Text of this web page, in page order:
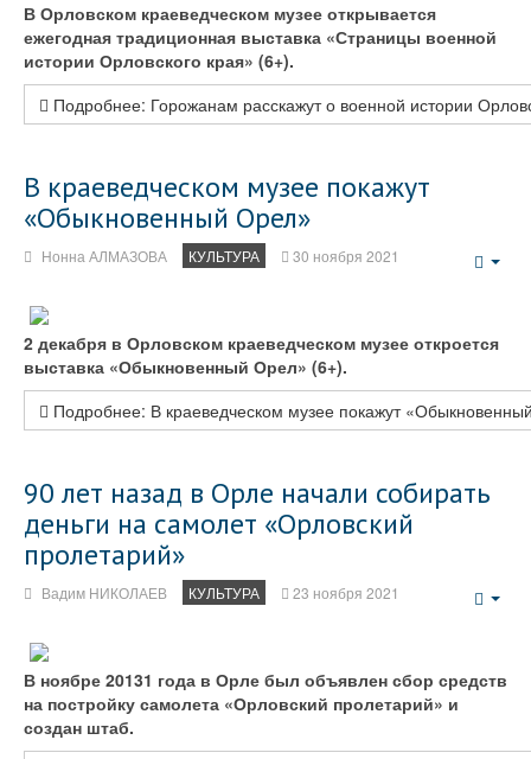
В Орловском краеведческом музее открывается
ежегодная традиционная выставка «Страницы военной
истории Орловского края» (6+).
Подробнее: Горожанам расскажут о военной истории
В краеведческом музее покажут
«Обыкновенный Орел»
Нонна АЛМАЗОВА КУЛЬТУРА 30 ноября 2021
2 декабря в Орловском краеведческом музее откроется
выставка «Обыкновенный Орел» (6+).
Подробнее: В краеведческом музее покажут
90 лет назад в Орле начали собирать
деньги на самолет «Орловский
пролетарий»
Вадим НИКОЛАЕВ КУЛЬТУРА 23 ноября 2021
В ноябре 20131 года в Орле был объявлен сбор средств
на постройку самолета «Орловский пролетарий» и
создан штаб.